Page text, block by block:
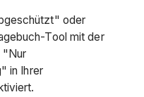
oder
Tool mit der
"Nur
in Ihrer